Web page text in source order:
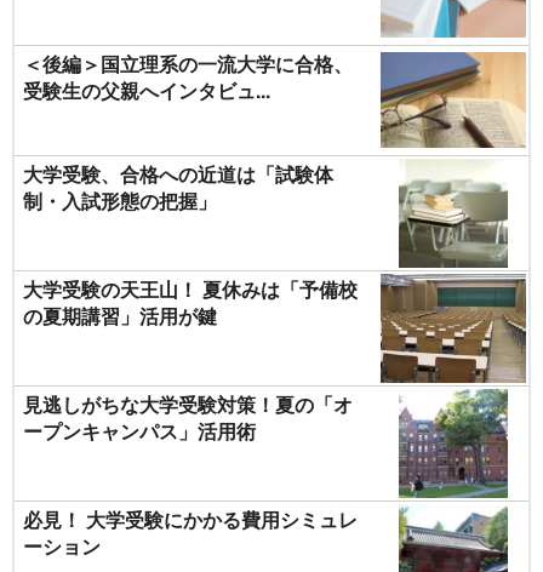
＜後編＞国立理系の一流大学に合格、
受験生の父親へインタビュ...
大学受験、合格への近道は「試験体
制・入試形態の把握」
大学受験の天王山！ 夏休みは「予備校
の夏期講習」活用が鍵
見逃しがちな大学受験対策！夏の「オ
ープンキャンパス」活用術
必見！ 大学受験にかかる費用シミュレ
ーション